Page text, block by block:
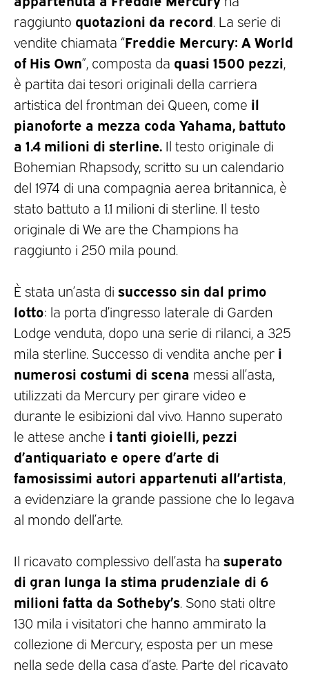
raggiunto quotazioni da record . La serie di
vendite chiamata “Freddie Mercury: A World
of His Own”, composta da quasi 1500 pezzi
è partita dai tesori originali della carriera
artistica del frontman dei Queen, come il
pianoforte a mezza coda Yahama, battuto
a 1.4 milioni di sterline. Il testo originale di
Bohemian Rhapsody, scritto su un calendario
del 1974 di una compagnia aerea britannica, è
stato battuto a 1.1 milioni di sterline. Il testo
originale di We are the Champions ha
raggiunto i 250 mila pound.
È stata un’asta di successo sin dal primo
lotto: la porta d’ingresso laterale di Garden
Lodge venduta, dopo una serie di rilanci, a 325
mila sterline. Successo di vendita anche per i
numerosi costumi di scena messi all’asta,
utilizzati da Mercury per girare video e
durante le esibizioni dal vivo. Hanno superato
le attese anche i tanti gioielli, pezzi
d’antiquariato e opere d’arte di
famosissimi autori appartenuti all’artista
a evidenziare la grande passione che lo legava
al mondo dell’arte.
Il ricavato complessivo dell’asta ha superato
di gran lunga la stima prudenziale di 6
milioni fatta da Sotheby’s . Sono stati oltre
130 mila i visitatori che hanno ammirato la
collezione di Mercury, esposta per un mese
nella sede della casa d’aste. Parte del ricavato